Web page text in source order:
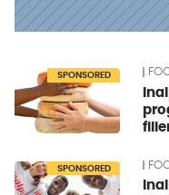
News SPONSORED
SPONSORED